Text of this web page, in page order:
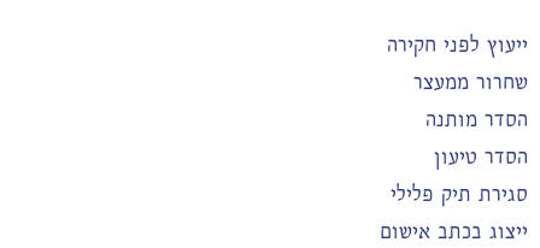
ייעוץ לפני חקירה
שחרור ממעצר
הסדר מותנה
הסדר טיעון
סגירת תיק פלילי
ייצוג בכתב אישום